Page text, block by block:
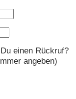
einen Rückruf?
angeben)